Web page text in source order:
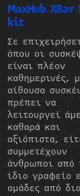
MaxHub XBar
kit
Σε
όπου οι
είναι πλέον
καθημερινές,
αίθουσα
πρέπει να
λειτουργεί
καθαρά και
αξιόπιστα,
συμμετέχουν
άνθρωποι από
ίδιο γραφείο
ομάδες από